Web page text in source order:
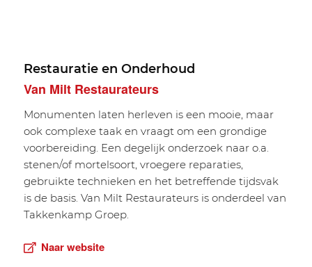
Restauratie en Onderhoud
Van Milt Restaurateurs
Monumenten laten herleven is een mooie, maar
ook complexe taak en vraagt om een grondige
voorbereiding. Een degelijk onderzoek naar o.a.
stenen/of mortelsoort, vroegere reparaties,
gebruikte technieken en het betreffende tijdsvak
is de basis. Van Milt Restaurateurs is onderdeel van
Takkenkamp Groep.
Naar website